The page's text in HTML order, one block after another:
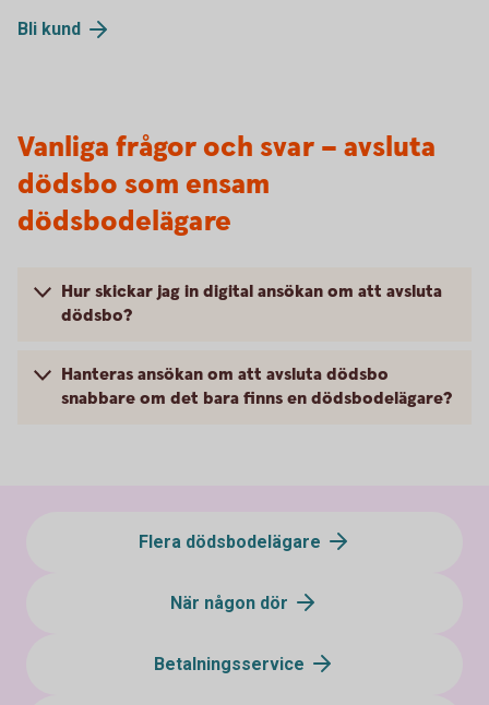
Bli kund
Vanliga frågor och svar – avsluta
dödsbo som ensam
dödsbodelägare
Hur skickar jag in digital ansökan om att avsluta
dödsbo?
Hanteras ansökan om att avsluta dödsbo
snabbare om det bara finns en dödsbodelägare?
Flera dödsbodelägare
När någon dör
Betalningsservice